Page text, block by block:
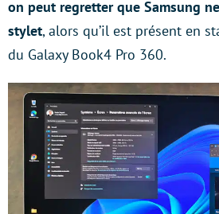
on peut regretter que Samsung
stylet, alors qu’il est présent en
du Galaxy Book4 Pro 360.